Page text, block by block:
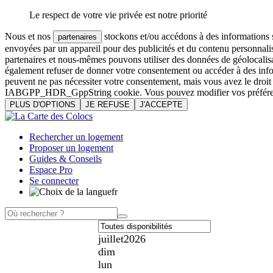
Le respect de votre vie privée est notre priorité
Nous et nos partenaires
stockons et/ou accédons à des
envoyées par un appareil pour des publicités et du contenu
partenaires et nous-mêmes pouvons utiliser des données de
également refuser de donner votre consentement ou accéder à des
peuvent ne pas nécessiter votre consentement, mais vous avez le
IABGPP_HDR_GppString cookie. Vous pouvez modifier vos
PLUS D'OPTIONS JE REFUSE J'ACCEPTE
Rechercher un logement
Proposer un logement
Guides & Conseils
Espace Pro
Se connecter
fr
juillet2026
dim
lun